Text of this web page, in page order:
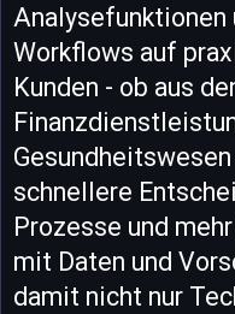
Workflows auf
Kunden - ob aus
schnellere
Prozesse und
mit Daten und
damit nicht nur